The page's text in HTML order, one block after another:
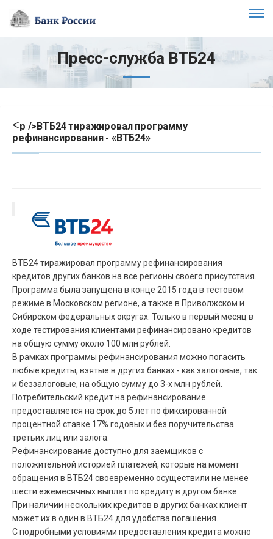
Пресс-служба ВТБ24
<p />ВТБ24 тиражировал программу
рефинансирования - «ВТБ24»
ВТБ24 тиражировал программу рефинансирования
кредитов других банков на все регионы своего присутствия.
Программа была запущена в конце 2015 года в тестовом
режиме в Московском регионе, а также в Приволжском и
Сибирском федеральных округах. Только в первый месяц в
ходе тестирования клиентами рефинансировано кредитов
на общую сумму около 100 млн рублей.
В рамках программы рефинансирования можно погасить
любые кредиты, взятые в других банках - как залоговые, так
и беззалоговые, на общую сумму до 3-х млн рублей.
Потребительский кредит на рефинансирование
предоставляется на срок до 5 лет по фиксированной
процентной ставке 17% годовых и без поручительства
третьих лиц или залога.
Рефинансирование доступно для заемщиков с
положительной историей платежей, которые на момент
обращения в ВТБ24 своевременно осуществили не менее
шести ежемесячных выплат по кредиту в другом банке.
При наличии нескольких кредитов в других банках клиент
может их в один в ВТБ24 для удобства погашения.
С подробными условиями предоставления кредита можно